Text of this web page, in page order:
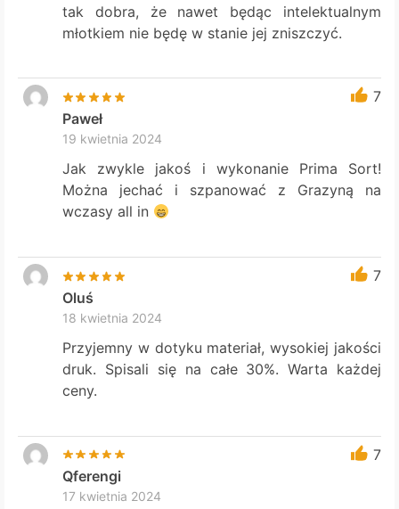
tak dobra, że nawet będąc intelektualnym
młotkiem nie będę w stanie jej zniszczyć.
7
Paweł
19 kwietnia 2024
Jak zwykle jakoś i wykonanie Prima Sort!
Można jechać i szpanować z Grazyną na
wczasy all in
7
Oluś
18 kwietnia 2024
Przyjemny w dotyku materiał, wysokiej jakości
druk. Spisali się na całe 30%. Warta każdej
ceny.
7
Qferengi
17 kwietnia 2024